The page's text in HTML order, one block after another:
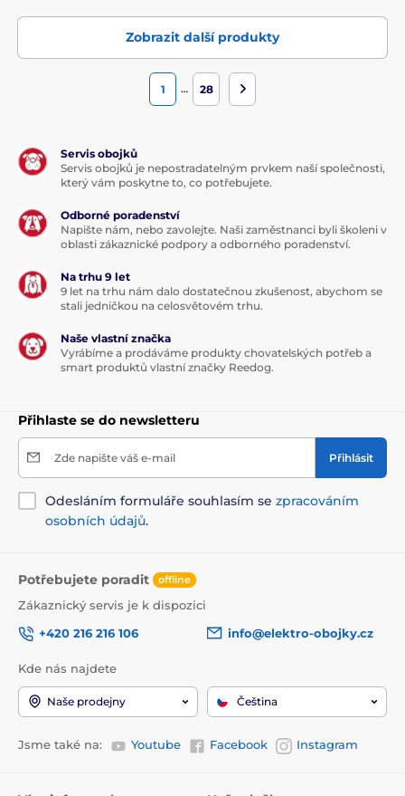
Zobrazit další produkty
1 … 28
Servis obojků
Servis obojků je nepostradatelným prvkem naší společnosti,
který vám poskytne to, co potřebujete.
Odborné poradenství
Napište nám, nebo zavolejte. Naši zaměstnanci byli školeni v
oblasti zákaznické podpory a odborného poradenství.
Na trhu 9 let
9 let na trhu nám dalo dostatečnou zkušenost, abychom se
stali jedničkou na celosvětovém trhu.
Naše vlastní značka
Vyrábíme a prodáváme produkty chovatelských potřeb a
smart produktů vlastní značky Reedog.
Přihlaste se do newsletteru
Zde napište váš e-mail Přihlásit
Odesláním formuláře souhlasím se zpracováním
osobních údajů.
Potřebujete poradit offline
Zákaznický servis je k dispozici
+420 216 216 106
info@elektro-obojky.cz
Kde nás najdete
Naše prodejny Čeština
Jsme také na: Youtube Facebook Instagram